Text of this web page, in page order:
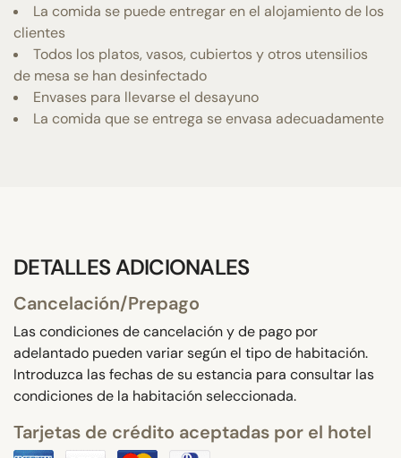
La comida se puede entregar en el alojamiento de los
clientes
Todos los platos, vasos, cubiertos y otros utensilios
de mesa se han desinfectado
Envases para llevarse el desayuno
La comida que se entrega se envasa adecuadamente
DETALLES ADICIONALES
Cancelación/Prepago
Las condiciones de cancelación y de pago por
adelantado pueden variar según el tipo de habitación.
Introduzca las fechas de su estancia para consultar las
condiciones de la habitación seleccionada.
Tarjetas de crédito aceptadas por el hotel